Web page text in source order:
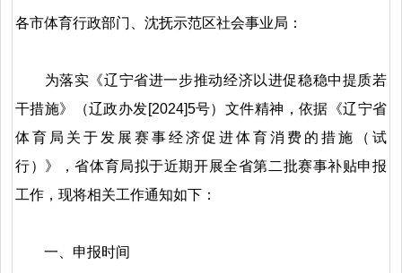
各市体育行政部门、沈抚示范区社会事业局：
为落实《辽宁省进一步推动经济以进促稳稳中提质若
干措施》（辽政办发[2024]5号）文件精神，依据《辽宁省
体育局关于发展赛事经济促进体育消费的措施（试
行）》，省体育局拟于近期开展全省第二批赛事补贴申报
工作，现将相关工作通知如下：
一、申报时间